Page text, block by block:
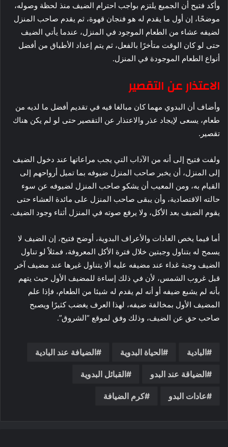
وأكد فتيح أن الجميع يلتزم بواجب احترام الضيف منذ لحظة وصوله،
موضحًا، إن أول ما يقدم له هو فنجان قهوة، ثم يقدم صاحب المنزل
لضيفه عشاء من الطعام الموجود في المنزل، عندما يأتي الضيف
حتى لو كان الوقت متأخرًا بالفعل، ثم يتم إعداد الأطباق من أفضل
أنواع الطعام الموجودة في المنزل.
الاعتذار عن التقصير
وأضاف أن البدوي مهما كان مبالغا فيه في تقديم أفضل ما لديه من
طعام، يسعى لإيجاد عذر والاعتذار عن التقصير حتى لو لم يكن هناك
تقصير.
ولفت فتيح إلى أنه من الآداب التي يجب مراعاتها عند دخول الضيف
إلى المنزل، أن يخبر صاحب المنزل ضيوفه بما تميل أرواحهم إلى
القيام به، ومن المعيب أن يشكو صاحب المنزل لضيوفه عن سوء
حالته الاقتصادية، وأن يبقى صاحب المنزل على مائدة العشاء حتى
يقوم الضيف بعد الأكل، ولا يرفع صوته في المنزل أثناء وجود الضيف.
أما فيما يخص العادات والأعراف البدوية، أوضح فتيح، إن الضيف لا
يسمح له بتناول وجبتين خلال فترة الأكل المعروفة، فمثلاً لو تناول
الضيف وجبة غداء عند مضيفه عليه ألا يتناول غيرها عند مضيف آخر
قبل غروب الشمس، لأن في ذلك إساءة للمضيف الأول حيث يتهم
بأنه لم يشبع ضيفه أو أنه لم يقدم له شيئا من الطعام، فإذا علم
المضيف الأول بمخالفة ضيفه، لهذا العرف يغضب كثيرًا ويصبح
صاحب حق عن الضيف، وذلك وفق لموقع “الشروق”.
البادية الحياة البدوية الضيافة عند البادية
الضياقة عند البدو القبائل البدوية
عادات البدو كرم الضيافة